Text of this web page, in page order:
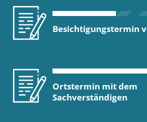
Besichtigungstermin
Ortstermin mit dem
Sachverständigen